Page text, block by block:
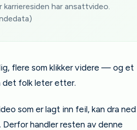
har ansattvideo.
flere som klikker videre — og et
det folk leter etter.
som er lagt inn feil, kan dra ned
handler resten av denne